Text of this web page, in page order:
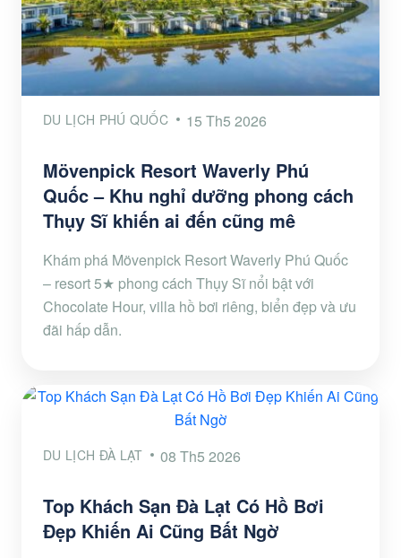
DU LỊCH PHÚ QUỐC 15 Th5 2026
Mövenpick Resort Waverly Phú
Quốc – Khu nghỉ dưỡng phong cách
Thụy Sĩ khiến ai đến cũng mê
Khám phá Mövenpick Resort Waverly Phú Quốc
– resort 5★ phong cách Thụy Sĩ nổi bật với
Chocolate Hour, villa hồ bơi riêng, biển đẹp và ưu
đãi hấp dẫn.
DU LỊCH ĐÀ LẠT 08 Th5 2026
Top Khách Sạn Đà Lạt Có Hồ Bơi
Đẹp Khiến Ai Cũng Bất Ngờ